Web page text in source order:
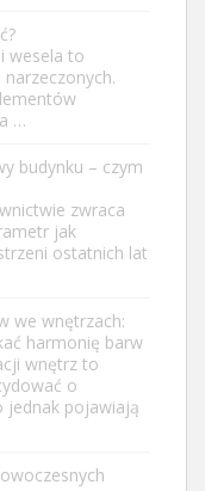
wesela to
…
budynku – czym
zwraca
jak
ostatnich lat
we wnętrzach:
harmonię barw
wnętrz to
o
jednak pojawiają